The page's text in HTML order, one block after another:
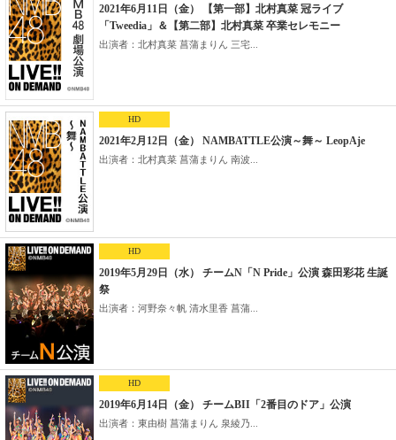
2021年6月11日（金） 【第一部】北村真菜 冠ライブ
「Tweedia」＆【第二部】北村真菜 卒業セレモニー
出演者：北村真菜 菖蒲まりん 三宅...
HD
2021年2月12日（金） NAMBATTLE公演～舞～ LeopAje
出演者：北村真菜 菖蒲まりん 南波...
HD
2019年5月29日（水） チームN「N Pride」公演 森田彩花 生誕
祭
出演者：河野奈々帆 清水里香 菖蒲...
HD
2019年6月14日（金） チームBII「2番目のドア」公演
出演者：東由樹 菖蒲まりん 泉綾乃...